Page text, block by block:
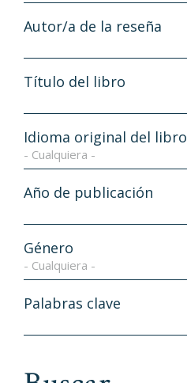
Autor/a de la reseña
Título del libro
Idioma original del libro
- Cualquiera -
Año de publicación
Género
- Cualquiera -
Palabras clave